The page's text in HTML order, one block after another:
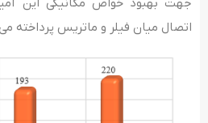
اتصال میان فیلر و ماتریس پرداخته